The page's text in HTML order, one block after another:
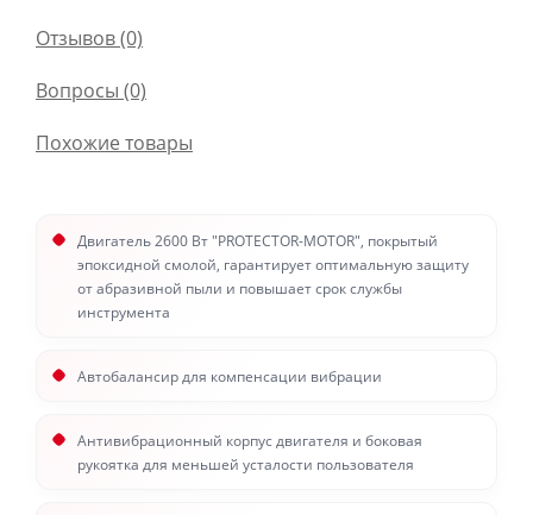
Отзывов (0)
Вопросы (0)
Похожие товары
Двигатель 2600 Вт "PROTECTOR-MOTOR", покрытый
эпоксидной смолой, гарантирует оптимальную защиту
от абразивной пыли и повышает срок службы
инструмента
Автобалансир для компенсации вибрации
Антивибрационный корпус двигателя и боковая
рукоятка для меньшей усталости пользователя